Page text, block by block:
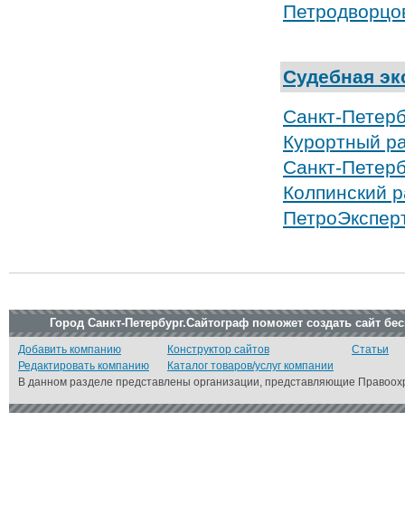
Судебная
Санкт-
Курортный
Санкт-
Колпинский
Город Санкт-Петербург.Сайтограф поможет создать сайт
Добавить компанию
Редактировать компанию
Конструктор сайтов
Каталог товаров/услуг компании
Статьи
В данном разделе представлены организации, представляющие